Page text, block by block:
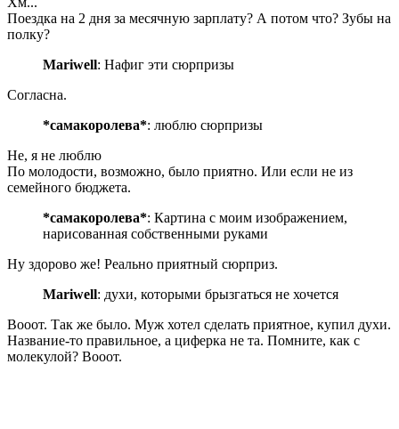
Поездка на 2 дня за месячную зарплату? А потом что? Зубы на
полку?
Mariwell: Нафиг эти сюрпризы
Согласна.
*самакоролева*: люблю сюрпризы
Не, я не люблю
По молодости, возможно, было приятно. Или если не из
семейного бюджета.
*самакоролева*: Картина с моим изображением,
нарисованная собственными руками
Ну здорово же! Реально приятный сюрприз.
Mariwell: духи, которыми брызгаться не хочется
Вооот. Так же было. Муж хотел сделать приятное, купил духи.
Название-то правильное, а циферка не та. Помните, как с
молекулой? Вооот.